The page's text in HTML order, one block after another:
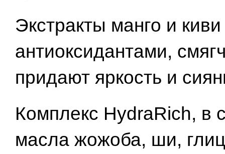
Экстракты манго и
антиоксидантами,
придают яркость и
Комплекс HydraRich, в
масла жожоба, ши,